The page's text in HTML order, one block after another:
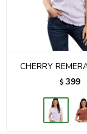
CHERRY
$ 399